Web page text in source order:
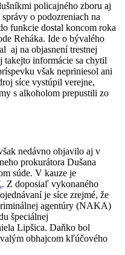
policajného zboru aj
o podozreniach na
funkcie dostal koncom roka
Reháka. Ide o bývalého
aj na objasnení trestnej
takejto informácie sa chytil
však nepriniesol ani
síce vystúpil verejne,
s alkoholom prepustili zo
nedávno objavilo aj v
prokurátora Dušana
súde. V kauze je
. Z doposiaľ vykonaného
je síce zrejmé, že
agentúry (NAKA)
špeciálnej
Lipšica. Daňko bol
obhajcom kľúčového